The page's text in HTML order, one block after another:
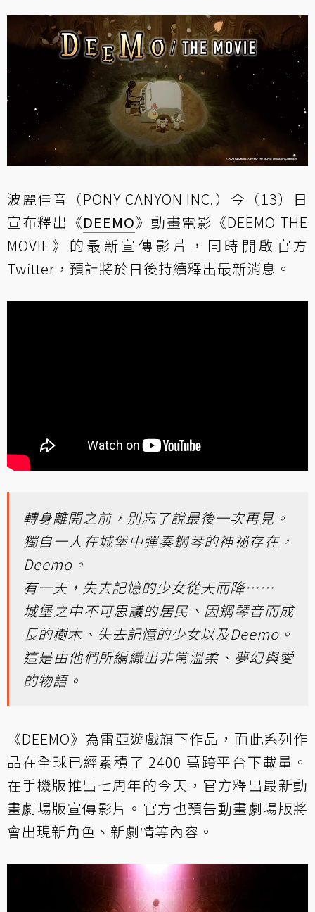
波麗佳音（PONY CANYON INC.）今（13）日
宣布釋出《DEEMO》動畫電影《DEEMO THE
MOVIE》的最新宣傳影片，同時開啟官方
Twitter，預計將於日後持續釋出最新消息。
轉身離開之前，別忘了說最後一次再見。
獨自一人在城堡中彈奏鋼琴的神祕存在，
Deemo。
有一天，失去記憶的少女從天而降……
城堡之中不可思議的居民、因鋼琴音而成
長的樹木、失去記憶的少女以及Deemo。
這是由他們所編織出非常溫柔、夢幻與愛
的物語。
《DEEMO》為雷亞遊戲旗下作品，而此系列作
品在全球已經累積了 2400 萬跨平台下載量。
在手機版推出七周年的今天，官方釋出最新動
畫劇場版宣傳影片。官方也預告動畫劇場版將
會出現新角色、新劇情等內容。